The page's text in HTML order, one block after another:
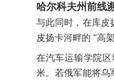
哈尔科夫州前线
与此同时，在库皮
皮扬卡河畔的 “高
在汽车运输学院
米。若俄军能将乌